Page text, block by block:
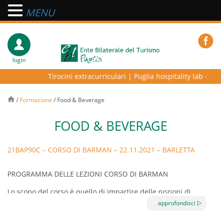
login
Tirocini extracurriculari| Puglia hospitality lab –
/ Formazione / Food & Beverage
FOOD & BEVERAGE
21BAP90C – CORSO DI BARMAN – 22.11.2021 – BARLETTA
PROGRAMMA DELLE LEZIONI CORSO DI BARMAN
Lo scopo del corso è quello di impartire delle nozioni di
base relative al setting ottimale di un banco bar, l’utilizzo
approfondisci
MENU